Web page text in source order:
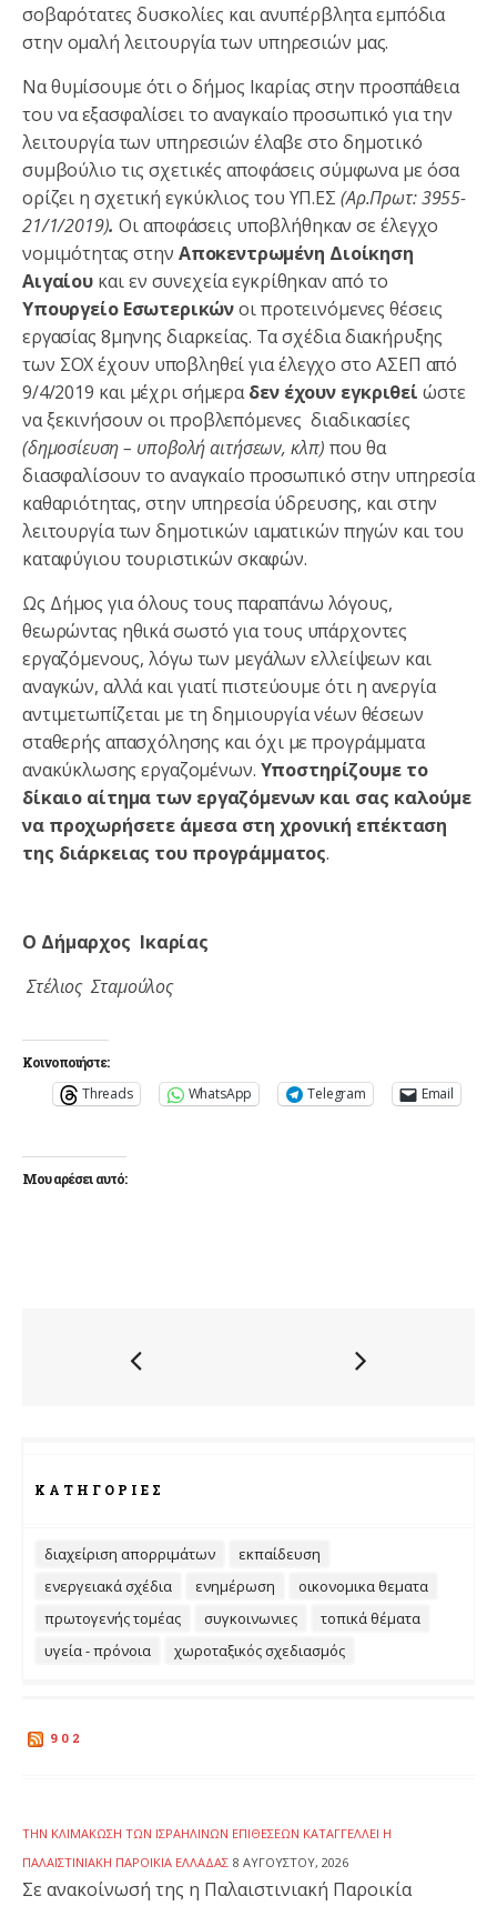
σοβαρότατες δυσκολίες και ανυπέρβλητα εμπόδια
στην ομαλή λειτουργία των υπηρεσιών μας.
Να θυμίσουμε ότι ο δήμος Ικαρίας στην προσπάθεια
του να εξασφαλίσει το αναγκαίο προσωπικό για την
λειτουργία των υπηρεσιών έλαβε στο δημοτικό
συμβούλιο τις σχετικές αποφάσεις σύμφωνα με όσα
ορίζει η σχετική εγκύκλιος του ΥΠ.ΕΣ (Αρ.Πρωτ: 3955-
21/1/2019). Οι αποφάσεις υποβλήθηκαν σε έλεγχο
νομιμότητας στην Αποκεντρωμένη Διοίκηση
Αιγαίουκαι εν συνεχεία εγκρίθηκαν από το
Υπουργείο Εσωτερικώνοι προτεινόμενες θέσεις
εργασίας 8μηνης διαρκείας. Τα σχέδια διακήρυξης
των ΣΟΧ έχουν υποβληθεί για έλεγχο στο ΑΣΕΠ από
9/4/2019 και μέχρι σήμεραδεν έχουν εγκριθεί ώστε
να ξεκινήσουν οι προβλεπόμενες διαδικασίες
(δημοσίευση – υποβολή αιτήσεων, κλπ) που θα
διασφαλίσουν το αναγκαίο προσωπικό στην υπηρεσία
καθαριότητας, στην υπηρεσία ύδρευσης, και στην
λειτουργία των δημοτικών ιαματικών πηγών και του
καταφύγιου τουριστικών σκαφών.
Ως Δήμος για όλους τους παραπάνω λόγους,
θεωρώντας ηθικά σωστό για τους υπάρχοντες
εργαζόμενους, λόγω των μεγάλων ελλείψεων και
αναγκών, αλλά και γιατί πιστεύουμε ότι η ανεργία
αντιμετωπίζεται με τη δημιουργία νέων θέσεων
σταθερής απασχόλησης και όχι με προγράμματα
ανακύκλωσης εργαζομένων. Υποστηρίζουμε το
δίκαιο αίτημα των εργαζόμενων και σας καλούμε
να προχωρήσετε άμεσα στη χρονική επέκταση
της διάρκειας του προγράμματος.
Ο Δήμαρχος Ικαρίας
Στέλιος Σταμούλος
Κοινοποιήστε:
Threads WhatsApp Telegram Email
Μου αρέσει αυτό:
ΚΑΤΗΓΟΡΊΕΣ
διαχείριση απορριμάτων
εκπαίδευση
ενεργειακά σχέδια
ενημέρωση
οικονομικα θεματα
πρωτογενής τομέας
συγκοινωνιες
τοπικά θέματα
υγεία - πρόνοια
χωροταξικός σχεδιασμός
902
ΤΗΝ ΚΛΙΜΆΚΩΣΗ ΤΩΝ ΙΣΡΑΗΛΙΝΏΝ ΕΠΙΘΈΣΕΩΝ ΚΑΤΑΓΓΈΛΛΕΙ Η
ΠΑΛΑΙΣΤΙΝΙΑΚΉ ΠΑΡΟΙΚΊΑ ΕΛΛΆΔΑΣ 8 ΑΥΓΟΎΣΤΟΥ, 2026
Σε ανακοίνωσή της η Παλαιστινιακή Παροικία